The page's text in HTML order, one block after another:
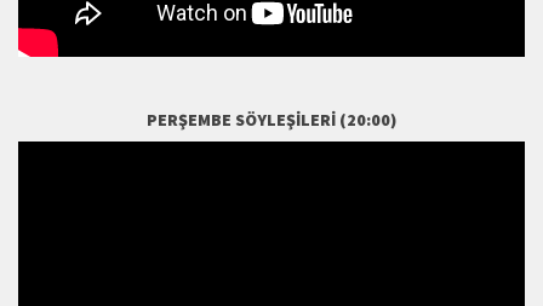
PERŞEMBE SÖYLEŞILERI (20:00)